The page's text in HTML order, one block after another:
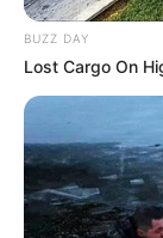
BUZZ DAY
Lost Cargo On